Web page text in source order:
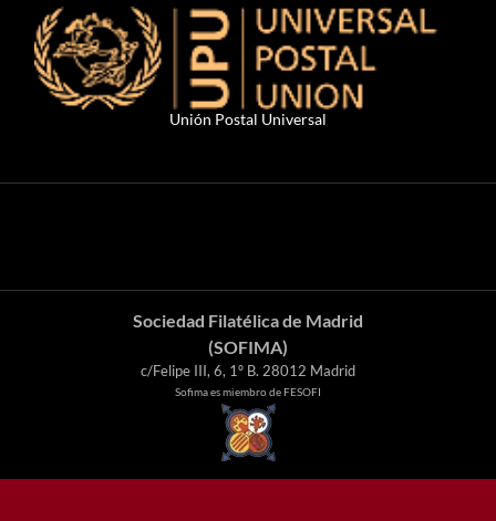
Unión Postal Universal
Sociedad Filatélica de Madrid
(SOFIMA)
c/Felipe III, 6, 1º B. 28012 Madrid
Sofima es miembro de FESOFI